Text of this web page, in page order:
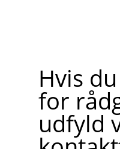
Hvis
for
udfyld